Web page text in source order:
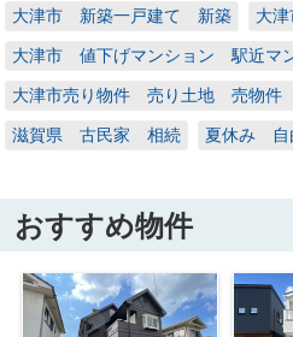
大津市 新築一戸建て 新築 大
大津市 値下げマンション 駅近マ
大津市売り物件 売り土地 売物件
滋賀県 古民家 相続 夏休み 自
おすすめ物件